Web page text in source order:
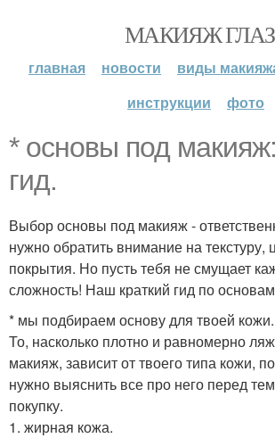
МАКИЯЖ ГЛАЗ
главная новости виды
инструкции
фото
* основы под
гид.
Выбор основы под макияж -
нужно обратить внимание на текстуру,
покрытия. Но пусть тебя не смущает
сложность! Наш краткий гид по
* мы подбираем основу для твоей кожи.
То, насколько плотно и равномерно
макияж, зависит от твоего типа кожи,
нужно выяснить все про него перед
покупку.
1. жирная кожа.